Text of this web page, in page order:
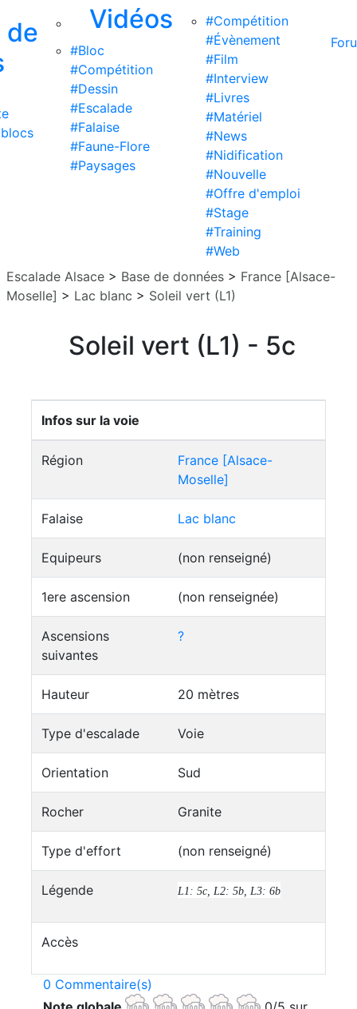
de
Vidéos
#Bloc
#Compétition
#Dessin
#Escalade
#Falaise
#Faune-Flore
#Paysages
#Compétition
#Évènement
#Film
#Interview
#Livres
#Matériel
#News
#Nidification
#Nouvelle
#Offre d'emploi
#Stage
#Training
#Web
Escalade Alsace > Base de données > France [Alsace-
Moselle] > Lac blanc > Soleil vert (L1)
Soleil vert (L1) - 5c
Infos sur la voie
Région
France [Alsace-
Moselle]
Falaise Lac blanc
Equipeurs (non renseigné)
1ere ascension (non renseignée)
Ascensions
suivantes
?
Hauteur 20 mètres
Type d'escalade Voie
Orientation Sud
Rocher Granite
Type d'effort (non renseigné)
Légende L1: 5c, L2: 5b, L3: 6b
Accès
0 Commentaire(s)